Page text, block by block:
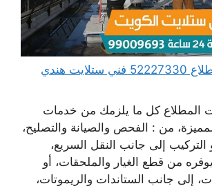
فني ستلايت المطلاع 52227330 فني ستلايت هندي
المطلاع كل ما يلزمك من خدمات
من : الفحص والصيانة والتصليح،
إلى جانب النقل السريع،
من قطع الغيار والملحقات، أو
إلى جانب الستاندات والريموتات،